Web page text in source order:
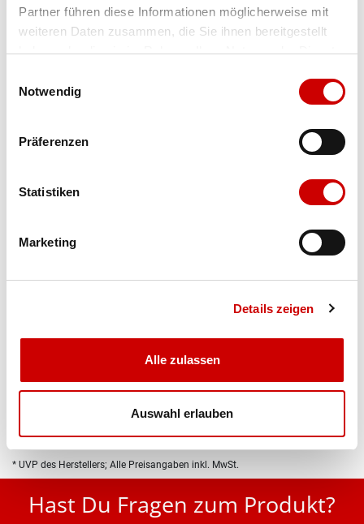
Partner führen diese Informationen möglicherweise mit
weiteren Daten zusammen, die Sie ihnen bereitgestellt
haben oder die sie im Rahmen Ihrer Nutzung der Dienste
Notwendig
Präferenzen
Statistiken
Marketing
Details zeigen
Alle zulassen
Auswahl erlauben
IN DEN WARENKORB
Bis 17:00 Uhr bestellen: morgen geliefert - ab CHF 50.00
Produktbeschreibung
* UVP des Herstellers; Alle Preisangaben inkl. MwSt.
Hast Du Fragen zum Produkt?